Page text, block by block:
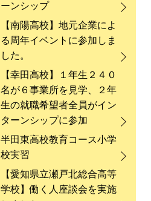
ーンシップ
【南陽高校】地元企業によ
る周年イベントに参加しま
した。
【幸田高校】１年生２４０
名が６事業所を見学、２年
生の就職希望者全員がイン
ターンシップに参加
半田東高校教育コース小学
校実習
【愛知県立瀬戸北総合高等
学校】働く人座談会を実施